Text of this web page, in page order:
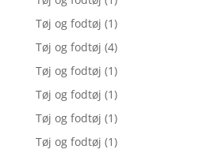
Tøj og fodtøj (1)
Tøj og fodtøj (4)
Tøj og fodtøj (1)
Tøj og fodtøj (1)
Tøj og fodtøj (1)
Tøj og fodtøj (1)